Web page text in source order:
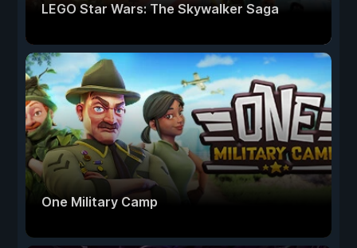
LEGO Star Wars: The Skywalker Saga
One Military Camp